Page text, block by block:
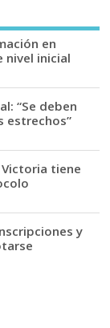
en
nivel inicial
“Se deben
estrechos”
Victoria tiene
y